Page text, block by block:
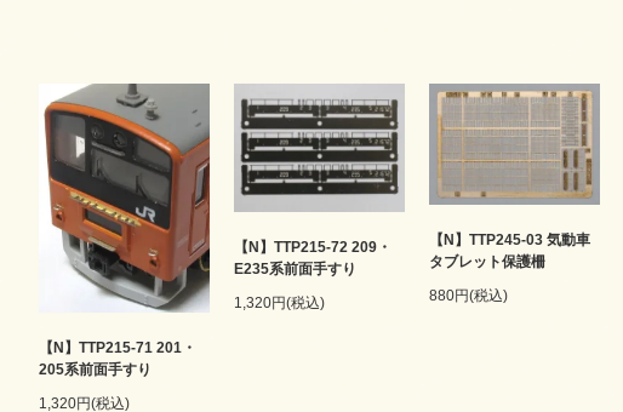
【N】TTP215-71 201・
205系前面手すり
1,320円(税込)
【N】TTP215-72 209・
E235系前面手すり
1,320円(税込)
【N】TTP245-03 気動車
タブレット保護柵
880円(税込)